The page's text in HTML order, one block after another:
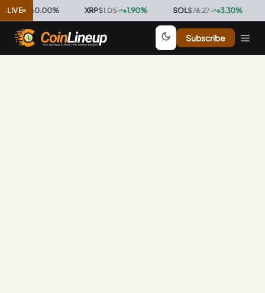
LIVE 0.00%· XRP$1.05 +1.90%· SOL$76.27 +3.30%·
Subscribe